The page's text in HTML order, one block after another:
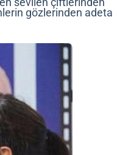
gözlerinden adeta